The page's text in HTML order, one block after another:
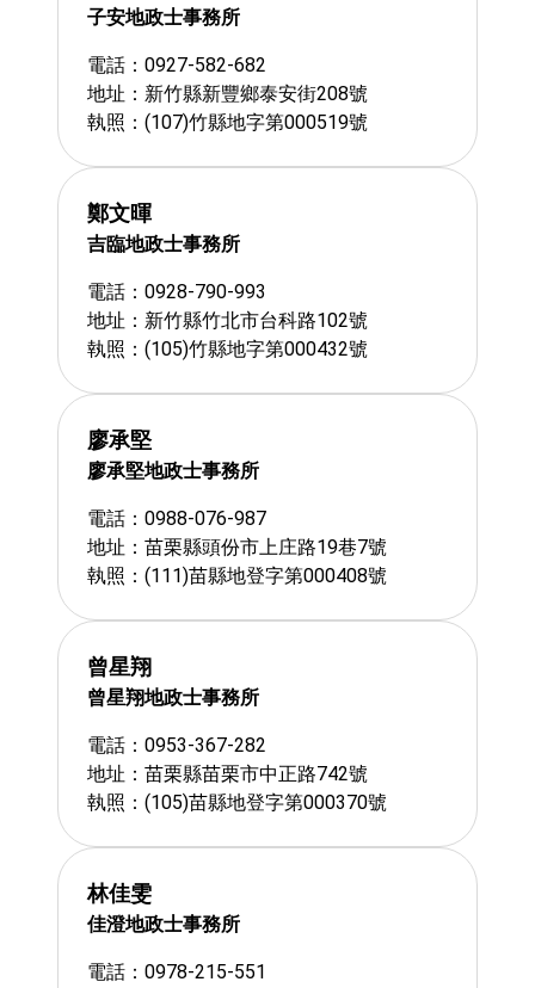
子安地政士事務所
電話：0927-582-682
地址：新竹縣新豐鄉泰安街208號
執照：(107)竹縣地字第000519號
鄭文暉
吉臨地政士事務所
電話：0928-790-993
地址：新竹縣竹北市台科路102號
執照：(105)竹縣地字第000432號
廖承堅
廖承堅地政士事務所
電話：0988-076-987
地址：苗栗縣頭份市上庄路19巷7號
執照：(111)苗縣地登字第000408號
曾星翔
曾星翔地政士事務所
電話：0953-367-282
地址：苗栗縣苗栗市中正路742號
執照：(105)苗縣地登字第000370號
林佳雯
佳澄地政士事務所
電話：0978-215-551